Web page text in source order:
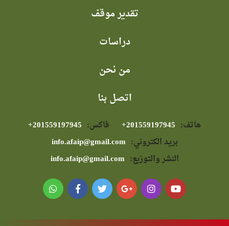
تقدير موقف
دراسات
من نحن
اتصل بنا
هاتف: فاكس:
بريد الكتروني: info.afaip@gmail.com
النشر والتوزيع: info.afaip@gmail.com